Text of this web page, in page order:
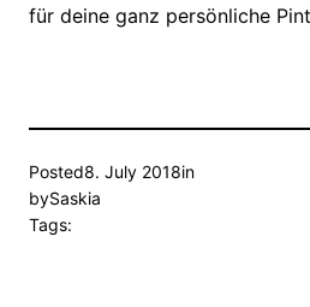
für deine ganz persönliche
Posted8. July 2018in
bySaskia
Tags: